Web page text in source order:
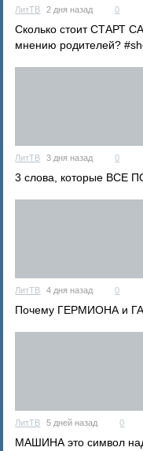
ЛитТВ 2 дня назад 0
Cколько стоит
мнению родителей?
ЛитТВ 3 дня назад 0
3 слова, которые ВСЕ
ЛитТВ 4 дня назад 0
Почему ГЕРМИОНА и
ЛитТВ 5 дней назад 0
МАШИНА это символ